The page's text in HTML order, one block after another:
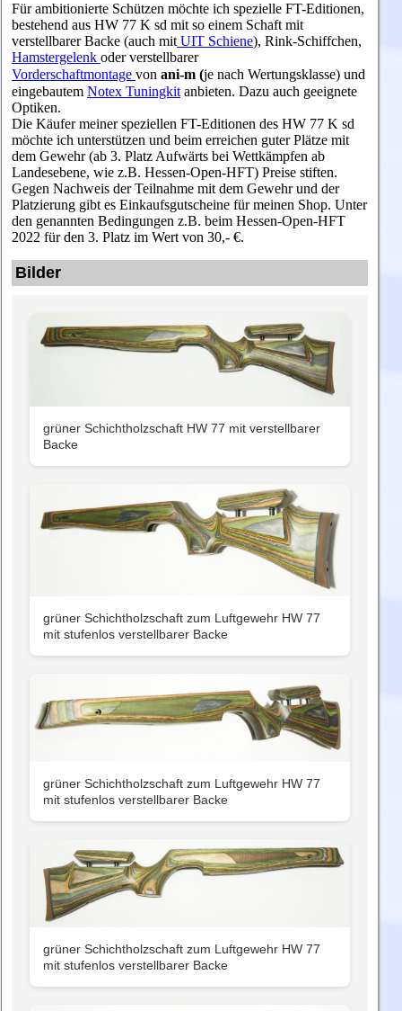
Für ambitionierte Schützen möchte ich spezielle FT-Editionen,
bestehend aus HW 77 K sd mit so einem Schaft mit
verstellbarer Backe (auch mit UIT Schiene), Rink-Schiffchen,
Hamstergelenk oder verstellbarer
Vorderschaftmontage von ani-m (je nach Wertungsklasse) und
eingebautem Notex Tuningkit anbieten. Dazu auch geeignete
Optiken.
Die Käufer meiner speziellen FT-Editionen des HW 77 K sd
möchte ich unterstützen und beim erreichen guter Plätze mit
dem Gewehr (ab 3. Platz Aufwärts bei Wettkämpfen ab
Landesebene, wie z.B. Hessen-Open-HFT) Preise stiften.
Gegen Nachweis der Teilnahme mit dem Gewehr und der
Platzierung gibt es Einkaufsgutscheine für meinen Shop. Unter
den genannten Bedingungen z.B. beim Hessen-Open-HFT
2022 für den 3. Platz im Wert von 30,- €.
Bilder
grüner Schichtholzschaft HW 77 mit verstellbarer
Backe
grüner Schichtholzschaft zum Luftgewehr HW 77
mit stufenlos verstellbarer Backe
grüner Schichtholzschaft zum Luftgewehr HW 77
mit stufenlos verstellbarer Backe
grüner Schichtholzschaft zum Luftgewehr HW 77
mit stufenlos verstellbarer Backe